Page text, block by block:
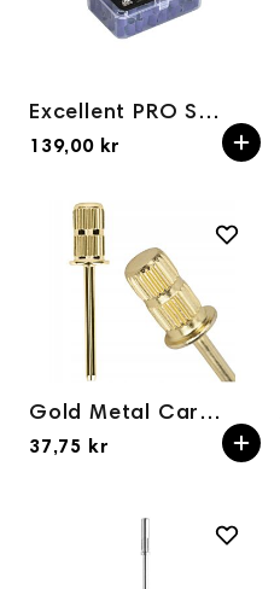
Excellent PRO Sanding bands 7mm 320 grit - 100 pcs
139,00 kr
Gold Metal Carrier
37,75 kr